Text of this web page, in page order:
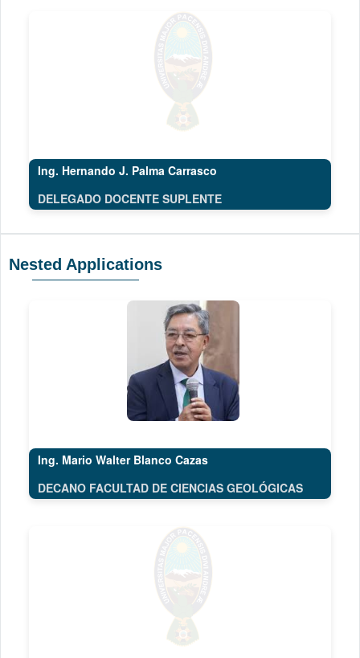
Ing. Hernando J. Palma Carrasco
DELEGADO DOCENTE SUPLENTE
Nested Applications
Ing. Mario Walter Blanco Cazas
DECANO FACULTAD DE CIENCIAS GEOLÓGICAS